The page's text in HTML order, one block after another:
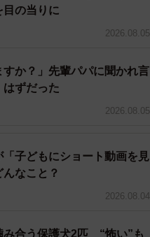
の当りに
2026.08.05
すか？」先輩パパに聞かれ言
ずだった
2026.08.05
子どもにショート動画を見
なこと？
2026.08.04
み合う保護犬2匹 “怖い”も